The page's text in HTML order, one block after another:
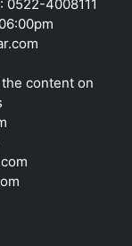
0522-4008111
content on